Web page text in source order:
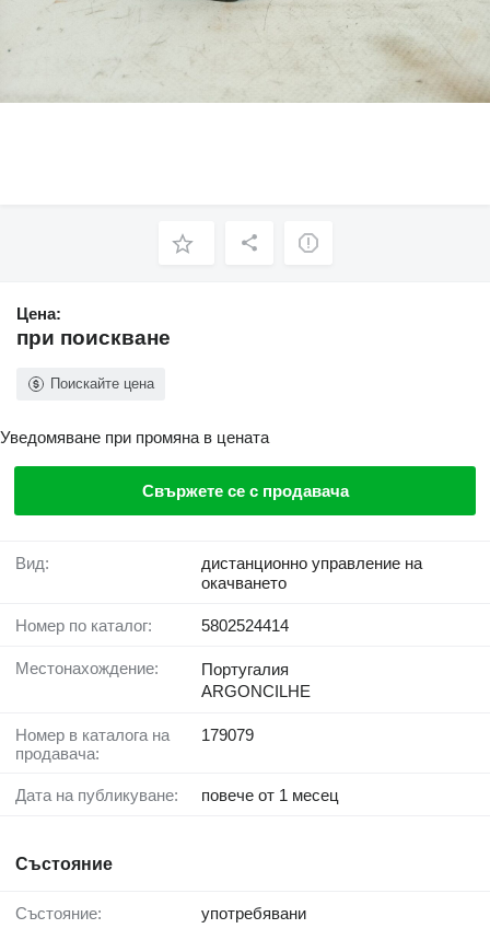
Цена:
при поискване
Поискайте цена
Уведомяване при промяна в цената
Свържете се с продавача
Вид:
дистанционно управление на
окачването
Номер по каталог: 5802524414
Местонахождение:
Португалия
ARGONCILHE
Номер в каталога на
продавача:
179079
Дата на публикуване: повече от 1 месец
Състояние
Състояние: употребявани